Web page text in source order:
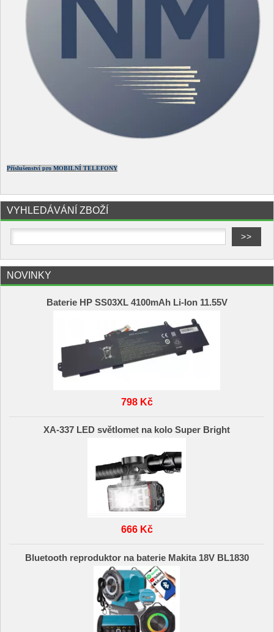
Příslušenství pro MOBILNÍ TELEFONY
VYHLEDÁVÁNÍ ZBOŽÍ
NOVINKY
Baterie HP SS03XL 4100mAh Li-Ion 11.55V
798 Kč
XA-337 LED světlomet na kolo Super Bright
666 Kč
Bluetooth reproduktor na baterie Makita 18V BL1830